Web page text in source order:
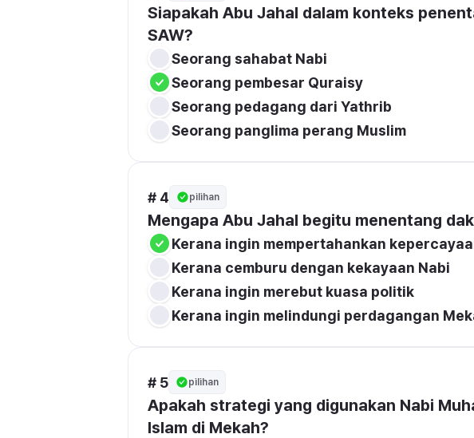
Siapakah Abu Jahal dalam konteks
SAW?
Seorang sahabat Nabi
Seorang pembesar Quraisy
Seorang pedagang dari Yathrib
Seorang panglima perang Muslim
# 4 pilihan
Mengapa Abu Jahal begitu menentang
Kerana ingin mempertahankan
Kerana cemburu dengan kekayaan Nabi
Kerana ingin merebut kuasa politik
Kerana ingin melindungi perdagangan
# 5 pilihan
Apakah strategi yang digunakan Nabi
Islam di Mekah?